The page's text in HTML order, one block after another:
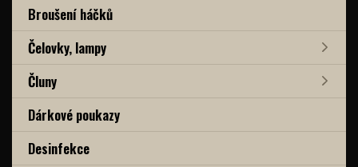
Broušení háčků
Čelovky, lampy
Čluny
Dárkové poukazy
Desinfekce